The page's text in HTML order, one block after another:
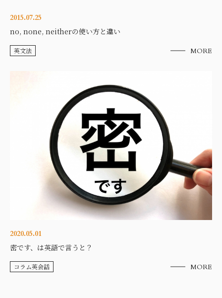
2015.07.25
no, none, neitherの使い方と違い
英文法 MORE
2020.05.01
密です、は英語で言うと？
コラム英会話 MORE